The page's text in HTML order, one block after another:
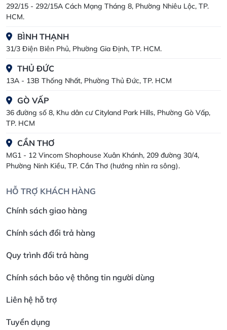
292/15 - 292/15A Cách Mạng Tháng 8, Phường Nhiêu Lộc, TP.
HCM.
BÌNH THẠNH
31/3 Điện Biên Phủ, Phường Gia Định, TP. HCM.
THỦ ĐỨC
13A - 13B Thống Nhất, Phường Thủ Đức, TP. HCM
GÒ VẤP
36 đường số 8, Khu dân cư Cityland Park Hills, Phường Gò Vấp,
TP. HCM
CẦN THƠ
MG1 - 12 Vincom Shophouse Xuân Khánh, 209 đường 30/4,
Phường Ninh Kiều, TP. Cần Thơ (hướng nhìn ra sông).
HỖ TRỢ KHÁCH HÀNG
Chính sách giao hàng
Chính sách đổi trả hàng
Quy trình đổi trả hàng
Chính sách bảo vệ thông tin người dùng
Liên hệ hỗ trợ
Tuyển dụng